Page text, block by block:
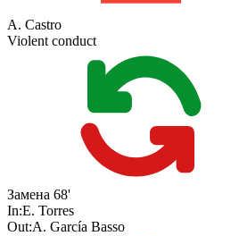
A. Castro
Violent conduct
Замена 68'
In:E. Torres
Out:A. García Basso